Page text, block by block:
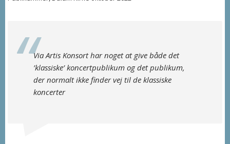
Via Artis Konsort har noget at give både det
’klassiske’ koncertpublikum og det publikum,
der normalt ikke finder vej til de klassiske
koncerter